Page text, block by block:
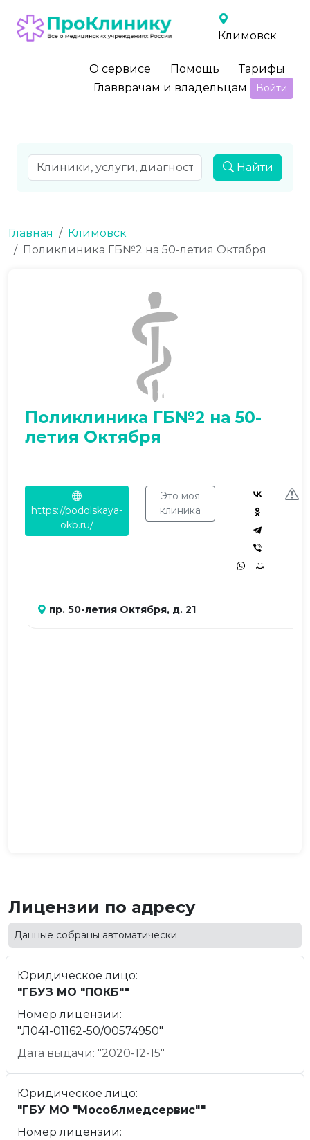
Климовск
О сервисе Помощь
Тарифы
Главврачам и владельцам
Войти
Найти
Главная
Климовск
Поликлиника ГБ№2 на 50-летия Октября
Поликлиника ГБ№2 на 50-
летия Октября
https://podolskaya-
okb.ru/
Это моя
клиника
пр. 50-летия Октября, д. 21
Лицензии по адресу
Данные собраны автоматически
Юридическое лицо:
"ГБУЗ МО "ПОКБ""
Номер лицензии:
"Л041-01162-50/00574950"
Дата выдачи: "2020-12-15"
Юридическое лицо:
"ГБУ МО "Мособлмедсервис""
Номер лицензии: